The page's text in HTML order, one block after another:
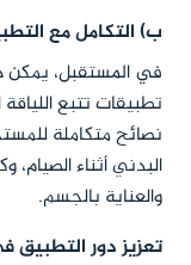
ب) التكامل مع
في المستقبل، يمكن
تطبيقات تتبع
نصائح متكاملة
البدني أثناء الصيام،
والعناية بالجسم.
تعزيز دور